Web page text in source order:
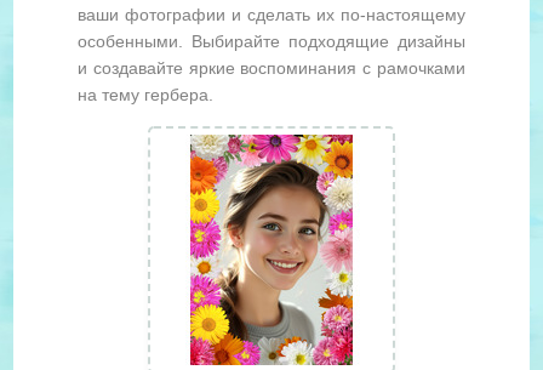
ваши фотографии и сделать их по-настоящему
особенными. Выбирайте подходящие дизайны
и создавайте яркие воспоминания с рамочками
на тему гербера.